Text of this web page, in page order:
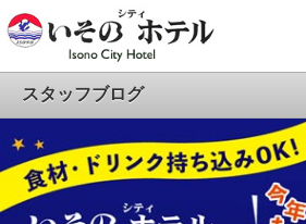
スタッフブログ